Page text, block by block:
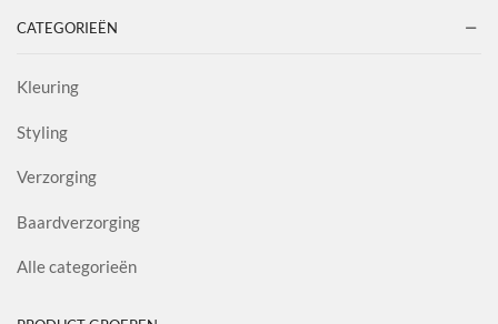
CATEGORIEËN
Kleuring
Styling
Verzorging
Baardverzorging
Alle categorieën